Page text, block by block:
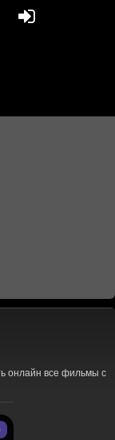
онлайн все фильмы с